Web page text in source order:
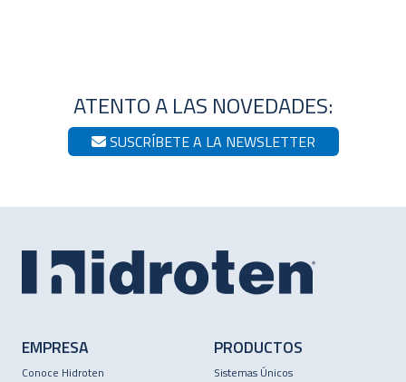
ATENTO A LAS NOVEDADES:
SUSCRÍBETE A LA NEWSLETTER
EMPRESA
Conoce Hidroten
PRODUCTOS
Sistemas Únicos